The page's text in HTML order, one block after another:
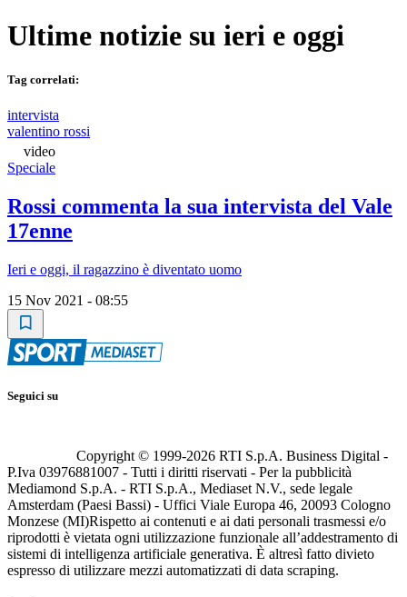
Ultime notizie su ieri e oggi
Tag correlati:
intervista
valentino rossi
video
Speciale
Rossi commenta la sua intervista del Vale
17enne
Ieri e oggi, il ragazzino è diventato uomo
15 Nov 2021 - 08:55
Seguici su
Copyright © 1999-2026 RTI S.p.A. Business Digital -
P.Iva 03976881007 - Tutti i diritti riservati - Per la pubblicità
Mediamond S.p.A. - RTI S.p.A., Mediaset N.V., sede legale
Amsterdam (Paesi Bassi) - Uffici Viale Europa 46, 20093 Cologno
Monzese (MI)Rispetto ai contenuti e ai dati personali trasmessi e/o
riprodotti è vietata ogni utilizzazione funzionale all’addestramento di
sistemi di intelligenza artificiale generativa. È altresì fatto divieto
espresso di utilizzare mezzi automatizzati di data scraping.